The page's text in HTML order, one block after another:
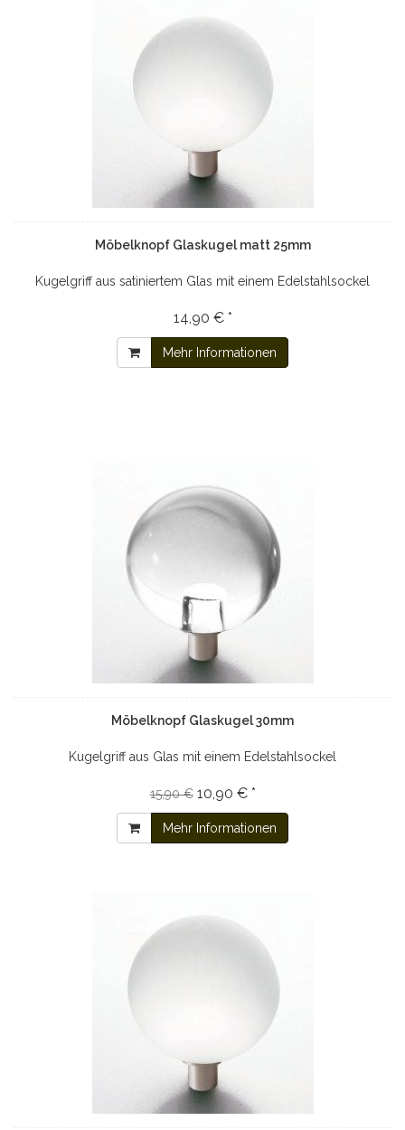
Möbelknopf Glaskugel matt 25mm
Kugelgriff aus satiniertem Glas mit einem Edelstahlsockel
14,90 € *
Mehr Informationen
Möbelknopf Glaskugel 30mm
Kugelgriff aus Glas mit einem Edelstahlsockel
15,90 € 10,90 € *
Mehr Informationen